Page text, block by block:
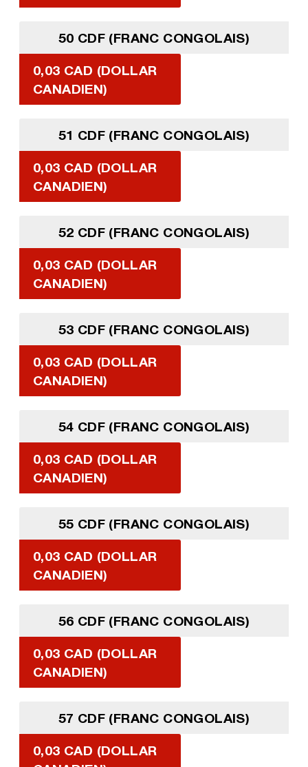
50 CDF (FRANC CONGOLAIS)
0,03 CAD (DOLLAR
CANADIEN)
51 CDF (FRANC CONGOLAIS)
0,03 CAD (DOLLAR
CANADIEN)
52 CDF (FRANC CONGOLAIS)
0,03 CAD (DOLLAR
CANADIEN)
53 CDF (FRANC CONGOLAIS)
0,03 CAD (DOLLAR
CANADIEN)
54 CDF (FRANC CONGOLAIS)
0,03 CAD (DOLLAR
CANADIEN)
55 CDF (FRANC CONGOLAIS)
0,03 CAD (DOLLAR
CANADIEN)
56 CDF (FRANC CONGOLAIS)
0,03 CAD (DOLLAR
CANADIEN)
57 CDF (FRANC CONGOLAIS)
0,03 CAD (DOLLAR